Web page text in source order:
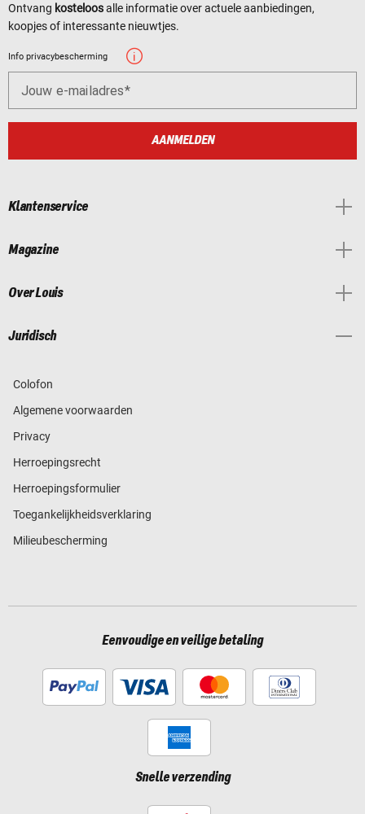
Ontvang kosteloosalle informatie over actuele aanbiedingen,
koopjes of interessante nieuwtjes.
Info privacybescherming
Jouw e-mailadres
AANMELDEN
Klantenservice
Magazine
Over Louis
Juridisch
Colofon
Algemene voorwaarden
Privacy
Herroepingsrecht
Herroepingsformulier
Toegankelijkheidsverklaring
Milieubescherming
Eenvoudige en veilige betaling
Snelle verzending